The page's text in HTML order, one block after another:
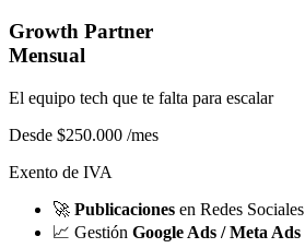
Growth Partner
Mensual
El equipo tech que te falta para escalar
Desde $250.000 /mes
Exento de IVA
🚀 Publicaciones en Redes Sociales
📈 Gestión Google Ads / Meta Ads